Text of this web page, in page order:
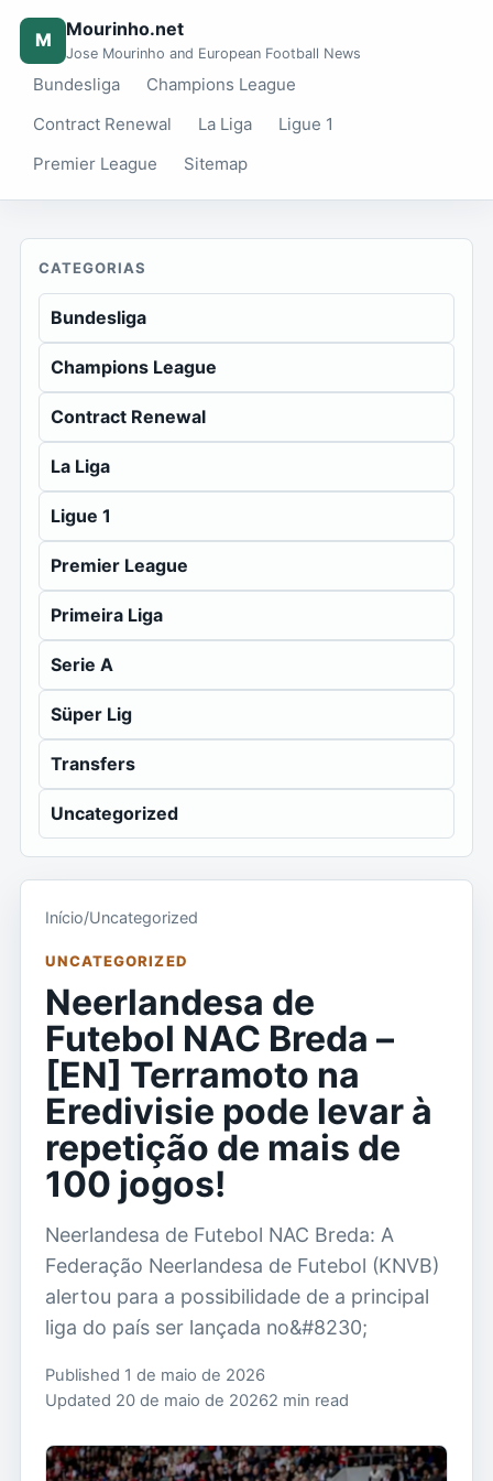
M Mourinho.net
Jose Mourinho and European Football News
Bundesliga
Champions League
Contract Renewal
La Liga
Ligue 1
Premier League
Sitemap
CATEGORIAS
Bundesliga
Champions League
Contract Renewal
La Liga
Ligue 1
Premier League
Primeira Liga
Serie A
Süper Lig
Transfers
Uncategorized
Início/Uncategorized
UNCATEGORIZED
Neerlandesa de
Futebol NAC Breda –
[EN] Terramoto na
Eredivisie pode levar à
repetição de mais de
100 jogos!
Neerlandesa de Futebol NAC Breda: A
Federação Neerlandesa de Futebol (KNVB)
alertou para a possibilidade de a principal
liga do país ser lançada no&#8230;
Published 1 de maio de 2026
Updated 20 de maio de 20262 min read